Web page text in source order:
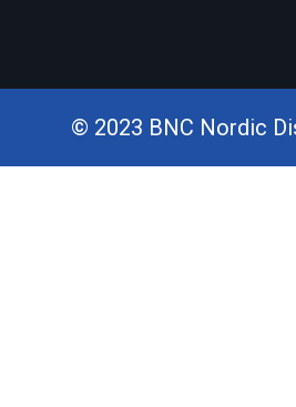
© 2023 BNC Nordic